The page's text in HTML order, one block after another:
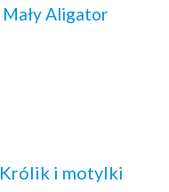
Mały Aligator
Królik i motylki